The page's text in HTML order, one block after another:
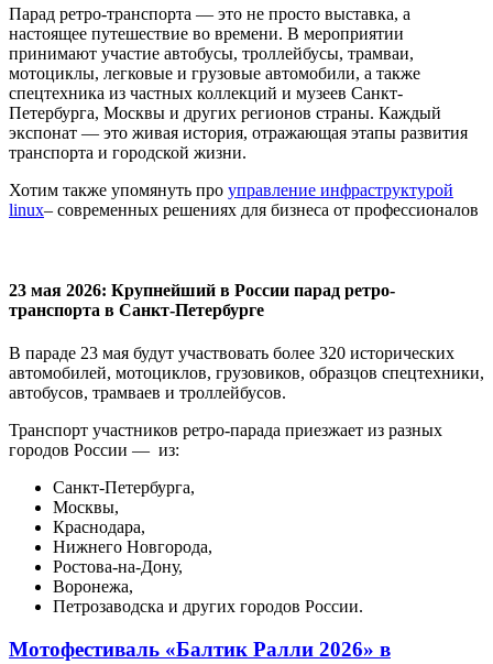
Парад ретро-транспорта — это не просто выставка, а
настоящее путешествие во времени. В мероприятии
принимают участие автобусы, троллейбусы, трамваи,
мотоциклы, легковые и грузовые автомобили, а также
спецтехника из частных коллекций и музеев Санкт-
Петербурга, Москвы и других регионов страны. Каждый
экспонат — это живая история, отражающая этапы развития
транспорта и городской жизни.
Хотим также упомянуть про управление инфраструктурой
linux– современных решениях для бизнеса от профессионалов
23 мая 2026: Крупнейший в России парад ретро-
транспорта в Санкт-Петербурге
В параде 23 мая будут участвовать более 320 исторических
автомобилей, мотоциклов, грузовиков, образцов спецтехники,
автобусов, трамваев и троллейбусов.
Транспорт участников ретро-парада приезжает из разных
городов России — из:
Санкт-Петербурга,
Москвы,
Краснодара,
Нижнего Новгорода,
Ростова-на-Дону,
Воронежа,
Петрозаводска и других городов России.
Мотофестиваль «Балтик Ралли 2026» в